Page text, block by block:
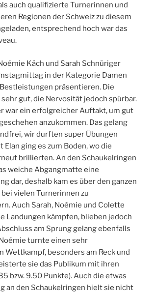
auch qualifizierte Turnerinnen und
Regionen der Schweiz zu diesem
entsprechend hoch war das
Käch und Sarah Schnüriger
in der Kategorie Damen
präsentieren. Die
gut, die Nervosität jedoch spürbar.
war ein erfolgreicher Auftakt, um gut
anzukommen. Das gelang
wir durften super Übungen
Elan ging es zum Boden, wo die
brillierten. An den Schaukelringen
weiche Abgangmatte eine
dar, deshalb kam es über den ganzen
vielen Turnerinnen zu
Auch Sarah, Noémie und Colette
Landungen kämpfen, blieben jedoch
am Sprung gelang ebenfalls
turnte einen sehr
Wettkampf, besonders am Reck und
sie das Publikum mit ihren
bzw. 9.50 Punkte). Auch die etwas
an den Schaukelringen hielt sie nicht